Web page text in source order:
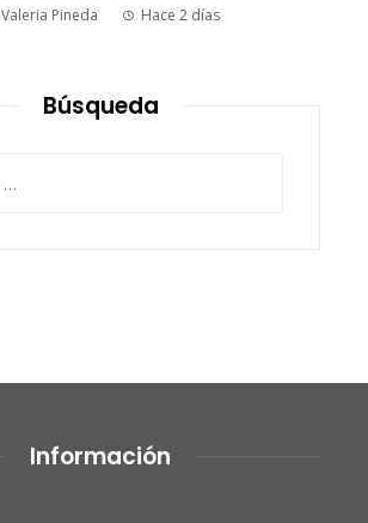
Valeria Pineda Hace 2 días
Búsqueda
Información